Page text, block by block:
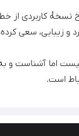
کاربردی از
و زیبایی، سعی
آشناست و به
است.